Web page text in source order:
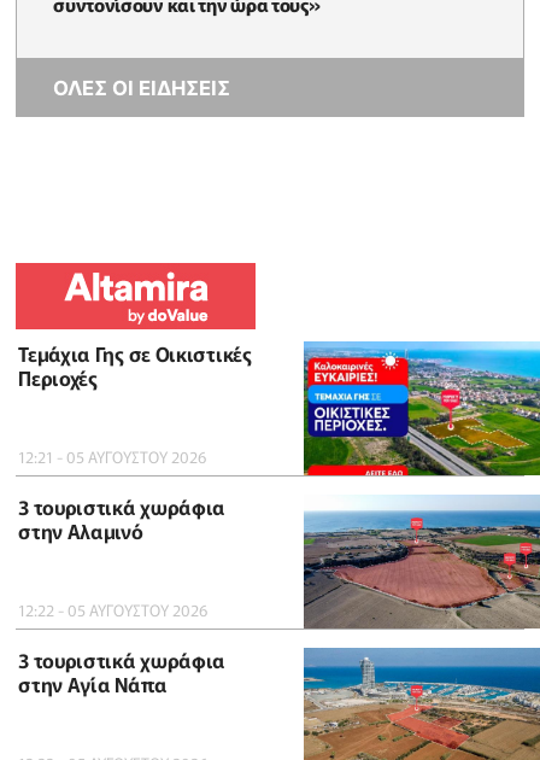
ΟΛΕΣ ΟΙ ΕΙΔΗΣΕΙΣ
Τεμάχια Γης σε Οικιστικές
Περιοχές
12:21 - 05 ΑΥΓΟΥΣΤΟΥ 2026
3 τουριστικά χωράφια
στην Αλαμινό
12:22 - 05 ΑΥΓΟΥΣΤΟΥ 2026
3 τουριστικά χωράφια
στην Αγία Νάπα